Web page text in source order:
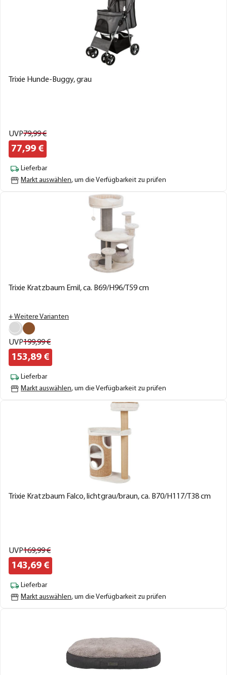
Trixie Hunde-Buggy, grau
UVP79,99€
77,99 €
Lieferbar
Markt auswählen, um die Verfügbarkeit zu prüfen
Trixie Kratzbaum Emil, ca. B69/H96/T59 cm
+ Weitere Varianten
UVP199,99€
153,89 €
Lieferbar
Markt auswählen, um die Verfügbarkeit zu prüfen
Trixie Kratzbaum Falco, lichtgrau/braun, ca. B70/H117/T38 cm
UVP169,99€
143,69 €
Lieferbar
Markt auswählen, um die Verfügbarkeit zu prüfen